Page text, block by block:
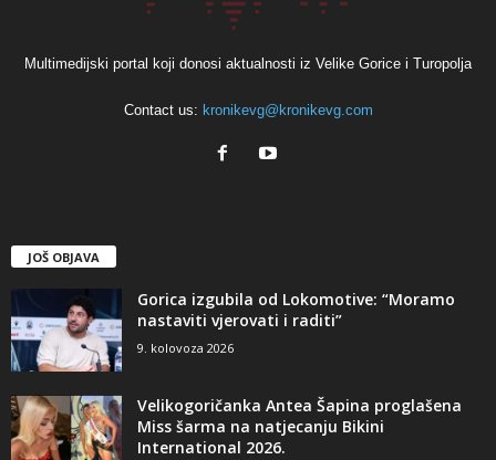
Multimedijski portal koji donosi aktualnosti iz Velike Gorice i Turopolja
Contact us: kronikevg@kronikevg.com
JOŠ OBJAVA
Gorica izgubila od Lokomotive: “Moramo
nastaviti vjerovati i raditi”
9. kolovoza 2026
Velikogoričanka Antea Šapina proglašena
Miss šarma na natjecanju Bikini
International 2026.